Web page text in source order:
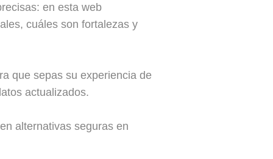
en esta web
cuáles son fortalezas y
que sepas su experiencia de
actualizados.
alternativas seguras en